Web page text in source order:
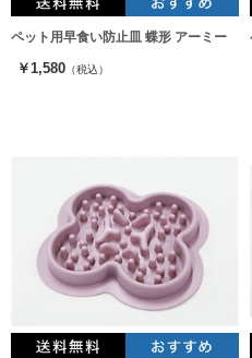
ペット用早食い防止皿 蝶形 アーミー
￥1,580 （税込）